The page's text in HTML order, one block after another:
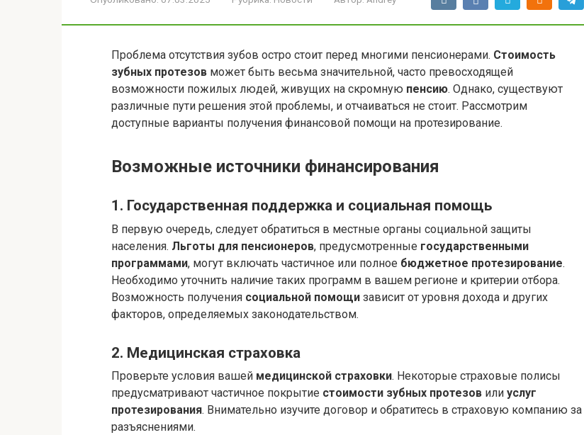
Проблема отсутствия зубов остро стоит перед многими пенсионерами. Стоимость
зубных протезов может быть весьма значительной, часто превосходящей
возможности пожилых людей, живущих на скромную пенсию. Однако, существуют
различные пути решения этой проблемы, и отчаиваться не стоит. Рассмотрим
доступные варианты получения финансовой помощи на протезирование.
Возможные источники финансирования
1. Государственная поддержка и социальная помощь
В первую очередь, следует обратиться в местные органы социальной защиты
населения. Льготы для пенсионеров, предусмотренные государственными
программами, могут включать частичное или полное бюджетное протезирование.
Необходимо уточнить наличие таких программ в вашем регионе и критерии отбора.
Возможность получения социальной помощи зависит от уровня дохода и других
факторов, определяемых законодательством.
2. Медицинская страховка
Проверьте условия вашей медицинской страховки. Некоторые страховые полисы
предусматривают частичное покрытие стоимости зубных протезов или услуг
протезирования. Внимательно изучите договор и обратитесь в страховую компанию за
разъяснениями.